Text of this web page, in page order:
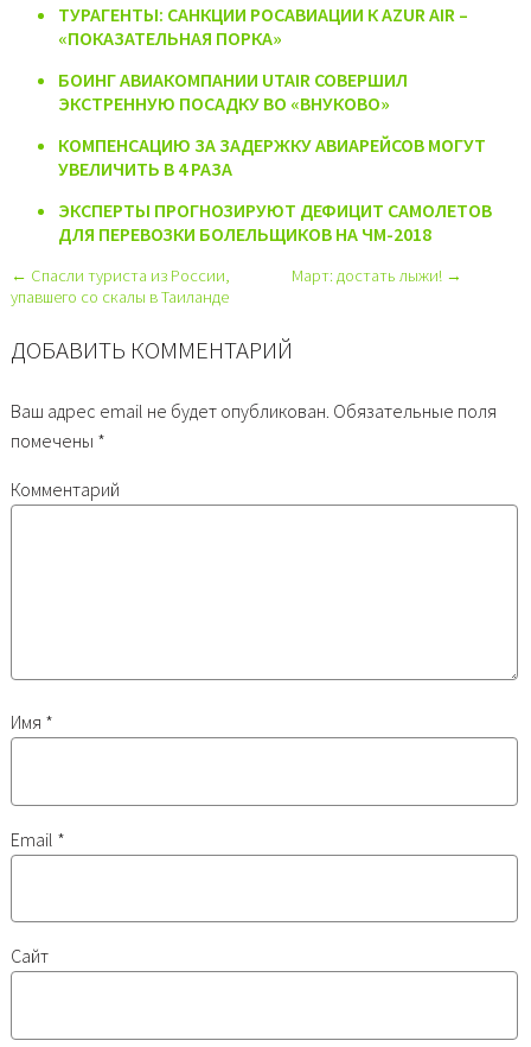
ТУРАГЕНТЫ: САНКЦИИ РОСАВИАЦИИ К AZUR AIR –
«ПОКАЗАТЕЛЬНАЯ ПОРКА»
БОИНГ АВИАКОМПАНИИ UTAIR СОВЕРШИЛ
ЭКСТРЕННУЮ ПОСАДКУ ВО «ВНУКОВО»
КОМПЕНСАЦИЮ ЗА ЗАДЕРЖКУ АВИАРЕЙСОВ МОГУТ
УВЕЛИЧИТЬ В 4 РАЗА
ЭКСПЕРТЫ ПРОГНОЗИРУЮТ ДЕФИЦИТ САМОЛЕТОВ
ДЛЯ ПЕРЕВОЗКИ БОЛЕЛЬЩИКОВ НА ЧМ-2018
← Спасли туриста из России,
упавшего со скалы в Таиланде
Март: достать лыжи! →
ДОБАВИТЬ КОММЕНТАРИЙ
Ваш адрес email не будет опубликован. Обязательные поля
помечены *
Комментарий
Имя *
Email *
Сайт